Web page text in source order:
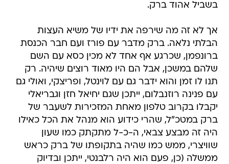
בשביל אהוד ברק.
אך לא זה מה שירפה את ידיו של משיא העצות
הבלתי נלאה. ברק מדבר עם פורז ועם חבר הכנסת
ברונפמן, שכרגע אף אחד לא מכין כסא עם השם
שלהם במשכן, אבל הם היו מאוד רוצים שיהיה. רק
תנו לו זמן והוא ידבר גם עם לוינטל, ופריצקי, ואולי גם
עם פנינה רוזנבלום, ייתכן שגם יחיאל חזן וגבריאלי
יקבלו בקרוב טלפון מאחת המזכירות לשעבר של
ברק במטכ"ל, שהרי כידוע הוא מנהל את הכל כאילו
היה זה מבצע צבאי, ה-כ-ל מתקתק כמו שעון
שוויצרי, ממש כמו שהיה בתקופתו של ברק כראש
ממשלה (כן, פעם הוא היה רלבנטי, ייתכן ובדיוק